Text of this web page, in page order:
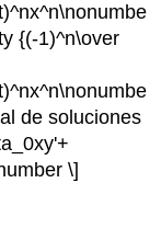
{(-1)^n\over
de soluciones
\]